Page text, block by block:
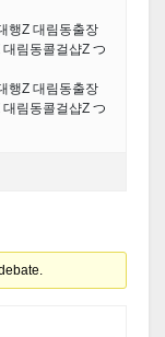
행Z 대림동출장
림동콜걸샵Z つ
행Z 대림동출장
림동콜걸샵Z つ